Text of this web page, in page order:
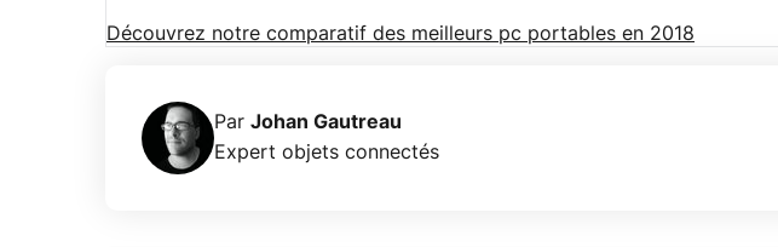
Découvrez notre comparatif des meilleurs pc portables en 2018
Par Johan Gautreau
Expert objets connectés